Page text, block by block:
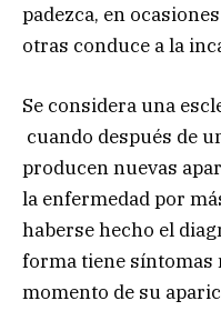
padezca, en
otras conduce a la
Se considera una
cuando después de
producen nuevas
la enfermedad por
haberse hecho el
forma tiene síntomas
momento de su